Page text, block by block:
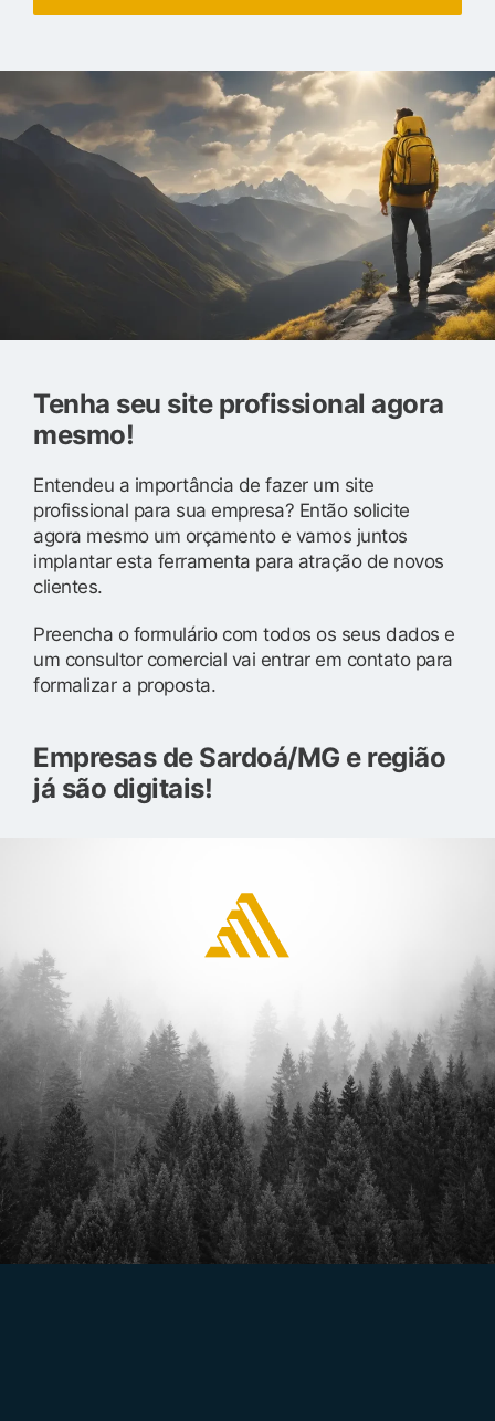
Tenha seu site profissional agora
mesmo!
Entendeu a importância de fazer um site
profissional para sua empresa? Então solicite
agora mesmo um orçamento e vamos juntos
implantar esta ferramenta para atração de novos
clientes.
Preencha o formulário com todos os seus dados e
um consultor comercial vai entrar em contato para
formalizar a proposta.
Empresas de Sardoá/MG e região
já são digitais!